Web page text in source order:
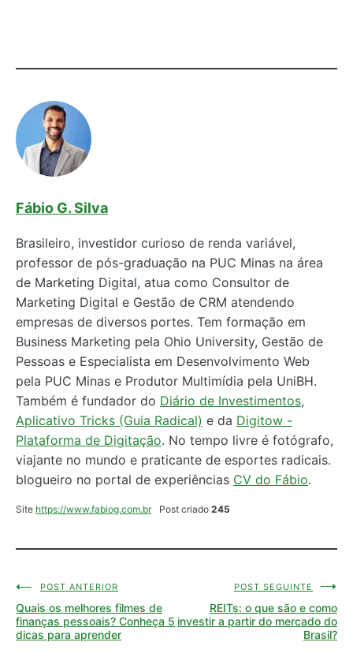
Fábio G. Silva
Brasileiro, investidor curioso de renda variável,
professor de pós-graduação na PUC Minas na área
de Marketing Digital, atua como Consultor de
Marketing Digital e Gestão de CRM atendendo
empresas de diversos portes. Tem formação em
Business Marketing pela Ohio University, Gestão de
Pessoas e Especialista em Desenvolvimento Web
pela PUC Minas e Produtor Multimídia pela UniBH.
Também é fundador do Diário de Investimentos,
Aplicativo Tricks (Guia Radical) e da Digitow -
Plataforma de Digitação. No tempo livre é fotógrafo,
viajante no mundo e praticante de esportes radicais.
blogueiro no portal de experiências CV do Fábio.
Site https://www.fabiog.com.br Post criado 245
Navegação
de
POST ANTERIOR
Quais os melhores filmes de
finanças pessoais? Conheça 5
dicas para aprender
POST SEGUINTE
REITs: o que são e como
investir a partir do mercado do
Brasil?